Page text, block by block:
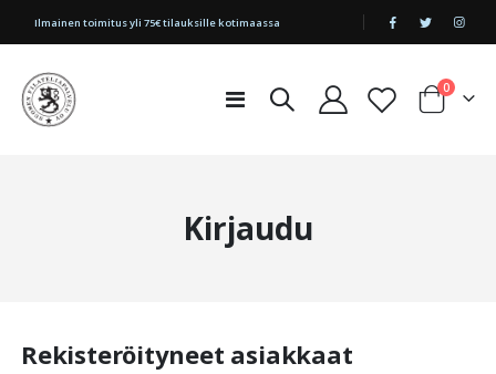
|
Ilmainen toimitus yli 75€ tilauksille kotimaassa
Toggle
Cart
0tuotetta
Kirjaudu
Rekisteröityneet asiakkaat